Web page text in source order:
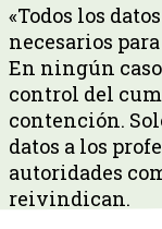
«Todos los
necesarios
En ningún
control del
contención.
datos a los
autoridades
reivindican.